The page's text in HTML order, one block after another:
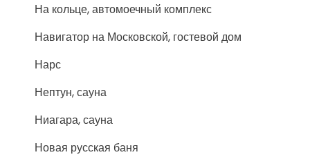
На кольце, автомоечный комплекс
Навигатор на Московской, гостевой дом
Нарс
Нептун, сауна
Ниагара, сауна
Новая русская баня